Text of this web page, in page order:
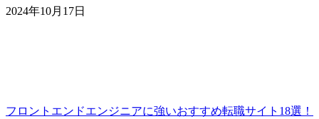
2024年10月17日
フロントエンドエンジニアに強いおすすめ転職サイト18選！